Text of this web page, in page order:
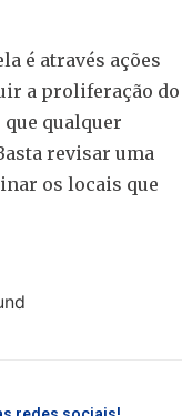
é através ações
a proliferação do
qualquer
revisar uma
os locais que